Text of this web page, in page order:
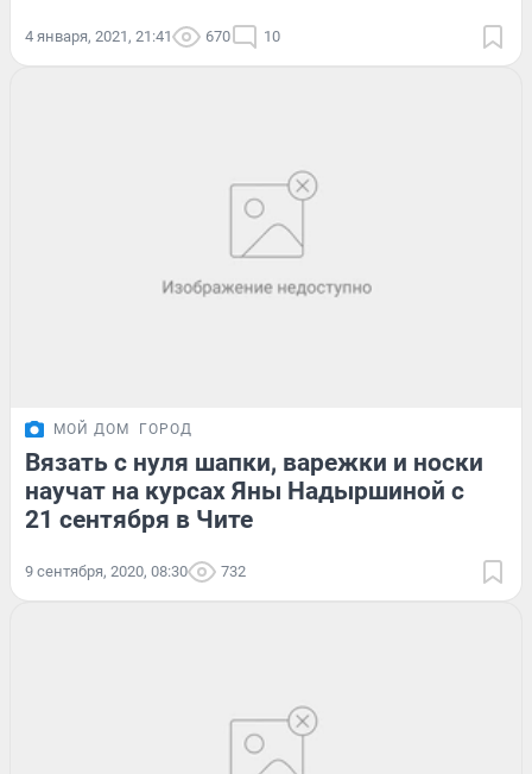
4 января, 2021, 21:41 670 10
МОЙ ДОМ ГОРОД
Вязать с нуля шапки, варежки и носки
научат на курсах Яны Надыршиной с
21 сентября в Чите
9 сентября, 2020, 08:30 732